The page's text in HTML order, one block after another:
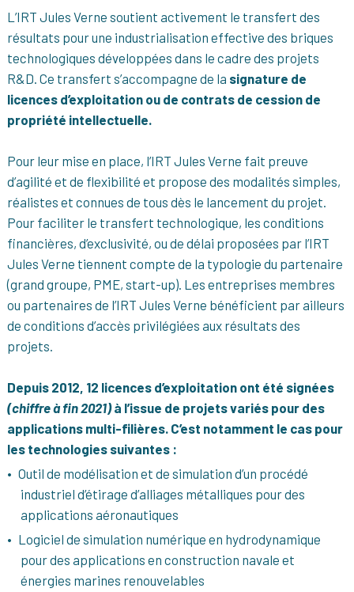
L’IRT Jules Verne soutient activement le transfert des
résultats pour une industrialisation effective des briques
technologiques développées dans le cadre des projets
R&D. Ce transfert s’accompagne de la signature de
licences d’exploitation ou de contrats de cession de
propriété intellectuelle.
Pour leur mise en place, l’IRT Jules Verne fait preuve
d’agilité et de flexibilité et propose des modalités simples,
réalistes et connues de tous dès le lancement du projet.
Pour faciliter le transfert technologique, les conditions
financières, d’exclusivité, ou de délai proposées par l’IRT
Jules Verne tiennent compte de la typologie du partenaire
(grand groupe, PME, start-up). Les entreprises membres
ou partenaires de l’IRT Jules Verne bénéficient par ailleurs
de conditions d’accès privilégiées aux résultats des
projets.
Depuis 2012, 12 licences d’exploitation ont été signées
(chiffre à fin 2021)à l’issue de projets variés pour des
applications multi-filières. C’est notamment le cas pour
les technologies suivantes :
Outil de modélisation et de simulation d’un procédé
industriel d’étirage d’alliages métalliques pour des
applications aéronautiques
Logiciel de simulation numérique en hydrodynamique
pour des applications en construction navale et
énergies marines renouvelables